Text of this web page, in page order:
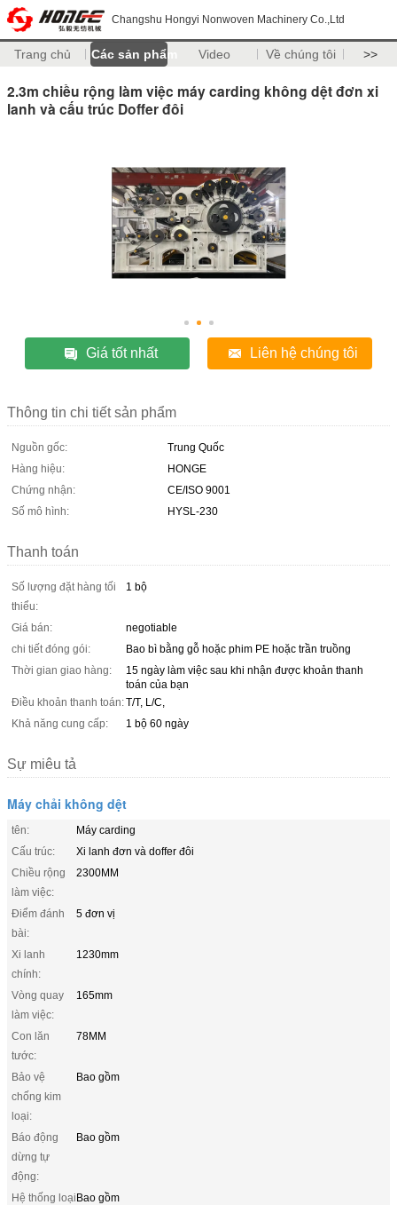
Changshu Hongyi Nonwoven Machinery Co.,Ltd
Trang chủ Các sản phẩm Video Về chúng tôi >>
2.3m chiều rộng làm việc máy carding không dệt đơn xi
lanh và cấu trúc Doffer đôi
Giá tốt nhất Liên hệ chúng tôi
Thông tin chi tiết sản phẩm
Nguồn gốc:
Trung Quốc
Hàng hiệu:
HONGE
Chứng nhận:
CE/ISO 9001
Số mô hình:
HYSL-230
Thanh toán
Số lượng đặt hàng tối
thiểu:
1 bộ
Giá bán:
negotiable
chi tiết đóng gói:
Bao bì bằng gỗ hoặc phim PE hoặc trần truồng
Thời gian giao hàng:
15 ngày làm việc sau khi nhận được khoản thanh
toán của bạn
Điều khoản thanh toán:T/T, L/C,
Khả năng cung cấp:
1 bộ 60 ngày
Sự miêu tả
Máy chải không dệt
tên:
Máy carding
Cấu trúc:
Xi lanh đơn và doffer đôi
Chiều rộng
làm việc:
2300MM
Điểm đánh
bài:
5 đơn vị
Xi lanh
chính:
1230mm
Vòng quay
làm việc:
165mm
Con lăn
tước:
78MM
Bảo vệ
chống kim
loại:
Bao gồm
Báo động
dừng tự
động:
Bao gồm
Hệ thống loạiBao gồm